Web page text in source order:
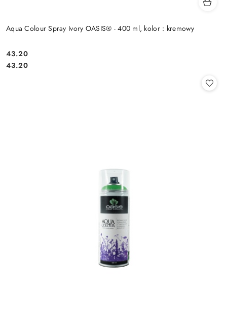
Aqua Colour Spray Ivory OASIS® - 400 ml, kolor : kremowy
Cena:
43.20
Cena:
43.20